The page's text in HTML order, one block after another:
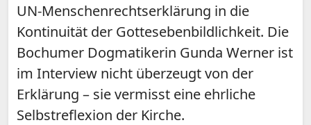
UN-Menschenrechtserklärung in die
Kontinuität der Gottesebenbildlichkeit. Die
Bochumer Dogmatikerin Gunda Werner ist
im Interview nicht überzeugt von der
Erklärung – sie vermisst eine ehrliche
Selbstreflexion der Kirche.